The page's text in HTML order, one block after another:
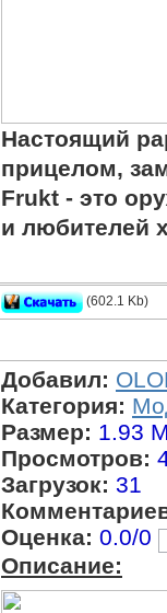
Настоящий
прицелом,
Frukt - это
и любителей
(602.1 Kb)
Добавил:
Категория:
Размер: 1.93
Просмотров:
Загрузок: 31
Оценка: 0.0/0
Описание: